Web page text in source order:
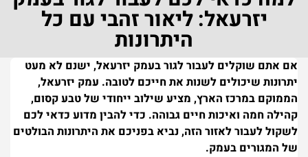
יזרעאל: ליאור זהבי עם כל
היתרונות
אם אתם שוקלים לעבור לגור בעמק יזרעאל, ישנם לא מעט
יתרונות שיכולים לשנות את חייכם לטובה. עמק יזרעאל,
הממוקם במרכז הארץ, מציע שילוב ייחודי של טבע קסום,
קהילה חמה ואיכות חיים גבוהה. כדי להבין מדוע כדאי לכם
לשקול לעבור לאזור הזה, נביא בפניכם את היתרונות הבולטים
של המגורים בעמק.